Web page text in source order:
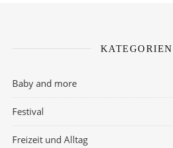
KATEGORIEN
Baby and more
Festival
Freizeit und Alltag